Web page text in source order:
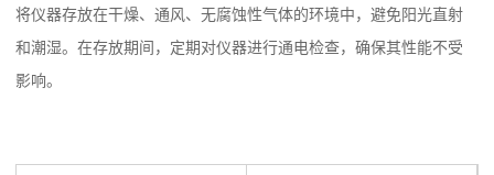
将仪器存放在干燥、通风、无腐蚀性气体的环境中，避免阳光直射
和潮湿。在存放期间，定期对仪器进行通电检查，确保其性能不受
影响。